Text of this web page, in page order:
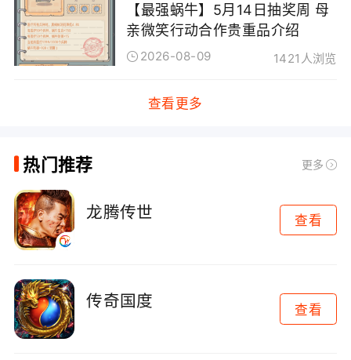
【最强蜗牛】5月14日抽奖周 母
亲微笑行动合作贵重品介绍
2026-08-09 1421人浏览
查看更多
热门推荐 更多
龙腾传世 查看
传奇国度 查看